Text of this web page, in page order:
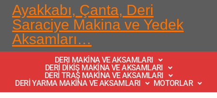
Ayakkabı, Çanta, Deri
Saraciye Makina ve Yedek
Aksamları…
DERI MAKİNA VE AKSAMLARI
DERİ DİKİŞ MAKİNA VE AKSAMLARI
DERİ TRAŞ MAKİNA VE AKSAMLARI
DERİ YARMA MAKİNA VE AKSAMLARI
MOTORLAR